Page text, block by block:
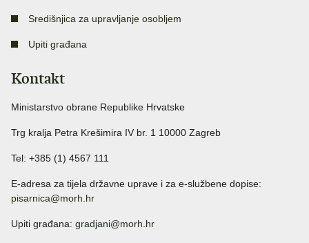
Središnjica za upravljanje osobljem
Upiti građana
Kontakt
Ministarstvo obrane Republike Hrvatske
Trg kralja Petra Krešimira IV br. 1 10000 Zagreb
Tel: +385 (1) 4567 111
E-adresa za tijela državne uprave i za e-službene dopise:
pisarnica@morh.hr
Upiti građana: gradjani@morh.hr